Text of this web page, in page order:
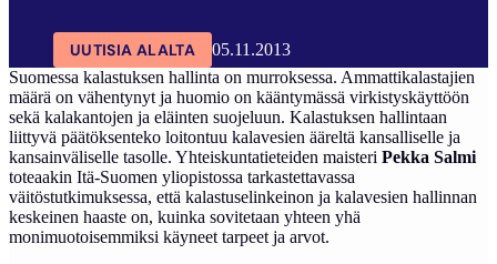
UUTISIA ALALTA
05.11.2013
Suomessa kalastuksen hallinta on murroksessa. Ammattikalastajien
määrä on vähentynyt ja huomio on kääntymässä virkistyskäyttöön
sekä kalakantojen ja eläinten suojeluun. Kalastuksen hallintaan
liittyvä päätöksenteko loitontuu kalavesien ääreltä kansalliselle ja
kansainväliselle tasolle. Yhteiskuntatieteiden maisteri Pekka Salmi
toteaakin Itä-Suomen yliopistossa tarkastettavassa
väitöstutkimuksessa, että kalastuselinkeinon ja kalavesien hallinnan
keskeinen haaste on, kuinka sovitetaan yhteen yhä
monimuotoisemmiksi käyneet tarpeet ja arvot.